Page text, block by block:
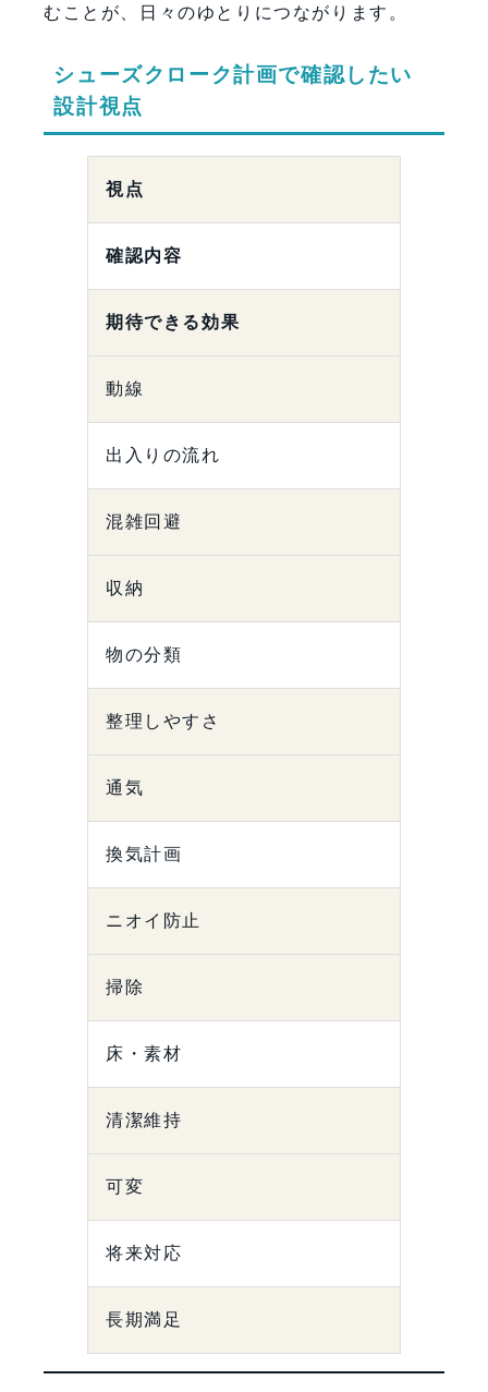
むことが、日々のゆとりにつながります。
シューズクローク計画で確認したい
設計視点
視点
確認内容
期待できる効果
動線
出入りの流れ
混雑回避
収納
物の分類
整理しやすさ
通気
換気計画
ニオイ防止
掃除
床・素材
清潔維持
可変
将来対応
長期満足